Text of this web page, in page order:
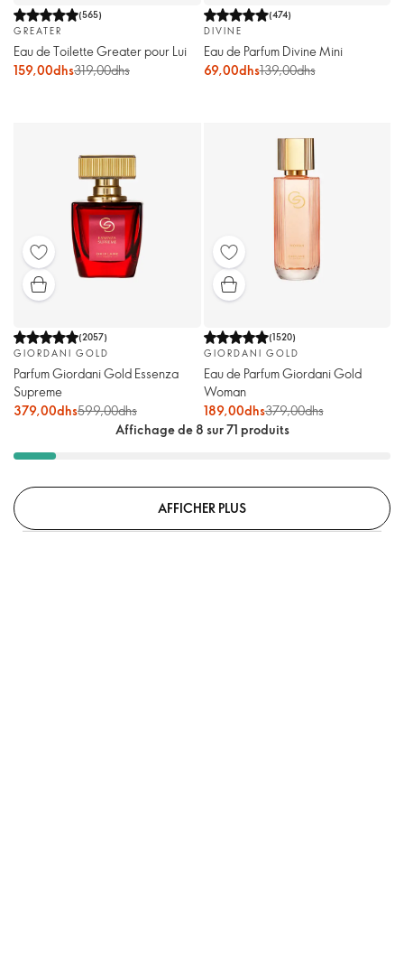
(565)
GREATER
Eau de Toilette Greater pour Lui
159,00dhs319,00dhs
(474)
DIVINE
Eau de Parfum Divine Mini
69,00dhs139,00dhs
(2057)
GIORDANI GOLD
Parfum Giordani Gold Essenza
Supreme
379,00dhs599,00dhs
(1520)
GIORDANI GOLD
Eau de Parfum Giordani Gold
Woman
189,00dhs379,00dhs
Affichage de 8 sur 71 produits
AFFICHER PLUS